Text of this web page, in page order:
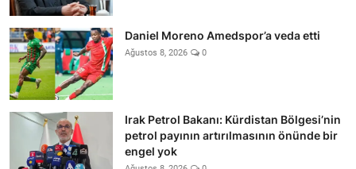
Daniel Moreno Amedspor’a veda etti
Ağustos 8, 2026 0
Irak Petrol Bakanı: Kürdistan Bölgesi’nin
petrol payının artırılmasının önünde bir
engel yok